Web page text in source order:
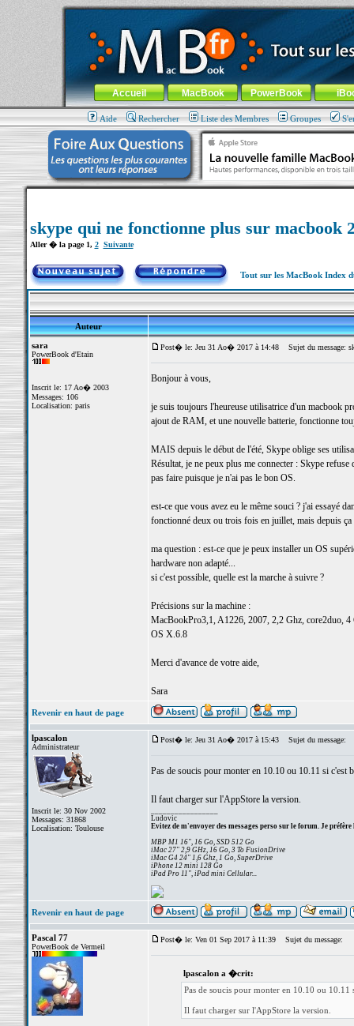
MacBook-fr.com : 100% Apple... 100% nomade !
Aller au contenu-Aller au menu général-Aller au menu de
Menu général
Accueil MacBook PowerBook
Aide Rechercher Liste des Membres Groupes
skype qui ne fonctionne plus sur macbook
Aller � la page 1, 2 Suivante
Tout sur les MacBook Index
Auteur
sara
PowerBook d'Etain
Inscrit le: 17 Ao� 2003
Messages: 106
Localisation: paris
Post� le: Jeu 31 Ao� 2017 à 14:48 Sujet du message:
Bonjour à vous,
je suis toujours l'heureuse utilisatrice d'un macbook
ajout de RAM, et une nouvelle batterie, fonctionne
MAIS depuis le début de l'été, Skype oblige ses
Résultat, je ne peux plus me connecter : Skype
pas faire puisque je n'ai pas le bon OS.
est-ce que vous avez eu le même souci ? j'ai essayé
fonctionné deux ou trois fois en juillet, mais depuis
ma question : est-ce que je peux installer un OS
hardware non adapté...
si c'est possible, quelle est la marche à suivre ?
Précisions sur la machine :
MacBookPro3,1, A1226, 2007, 2,2 Ghz, core2duo,
OS X.6.8
Merci d'avance de votre aide,
Sara
Revenir en haut de page
lpascalon
Administrateur
Inscrit le: 30 Nov 2002
Messages: 31868
Localisation: Toulouse
Post� le: Jeu 31 Ao� 2017 à 15:43 Sujet du message:
Pas de soucis pour monter en 10.10 ou 10.11 si c'est
Il faut charger sur l'AppStore la version.
Ludovic
Evitez de m'envoyer des messages perso sur le forum. Je préfère
MBP M1 16", 16 Go, SSD 512 Go
iMac 27" 2,9 GHz, 16 Go, 3 To FusionDrive
iMac G4 24" 1,6 Ghz, 1 Go, SuperDrive
iPhone 12 mini 128 Go
iPad Pro 11", iPad mini Cellular...
Revenir en haut de page
Pascal 77
PowerBook de Vermeil
Post� le: Ven 01 Sep 2017 à 11:39 Sujet du message:
lpascalon a �crit:
Pas de soucis pour monter en 10.10 ou
Il faut charger sur l'AppStore la version.